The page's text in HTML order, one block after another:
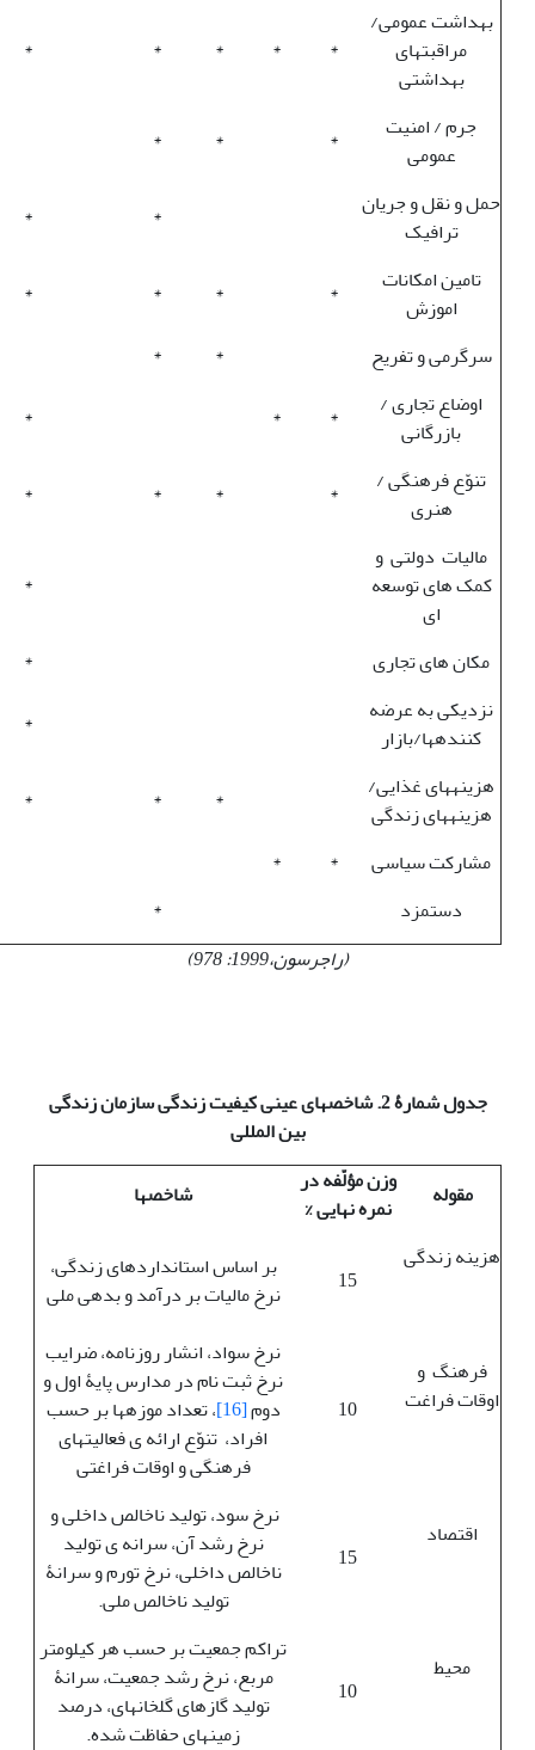
بهداشت عمومی/
مراقبت‎های
بهداشتی
*
*
*
*
*
جرم / امنیت
عمومی
*
*
*
حمل و نقل و جریان
ترافیک
*
*
تامین امکانات
اموزش
*
*
*
*
سرگرمی و تفریح
*
*
اوضاع تجاری /
بازرگانی
*
*
*
تنوّع فرهنگی /
هنری
*
*
*
*
مالیات دولتی و
کمک های توسعه
ای
*
مکان های تجاری
*
نزدیکی به عرضه
کننده‏ها‏/بازار
*
هزینه‏ها‏ی غذایی/
هزینه‏ها‏ی زندگی
*
*
*
مشارکت سیاسی
*
*
دستمزد
*
(راجرسون،1999: 978)
جدول شمارۀ 2. شاخص
های عینی کیفیت زندگی سازمان زندگی
بین المللی
مقوله
وزن مؤلّفه در
نمره نهایی %
شاخصها
هزینه زندگی
15
بر اساس استانداردهای زندگی،
نرخ مالیات بر درآمد و بدهی ملی
فرهنگ و
اوقات فراغت
10
نرخ سواد، انشار روزنامه، ضرایب
نرخ ثبت نام در مدارس پایۀ اول و
دوم[16]
، تعداد موزه‏ها‏ بر حسب
افراد، تنوّع ارائه ی فعالیت‎های
فرهنگی و اوقات فراغتی
اقتصاد
15
نرخ سود، تولید ناخالص داخلی و
نرخ رشد آن، سرانه ی تولید
ناخالص داخلی، نرخ تورم و سرانۀ
تولید ناخالص ملی.
محیط
10
تراکم جمعیت بر حسب هر کیلومتر
مربع، نرخ رشد جمعیت، سرانۀ
تولید گازهای گلخانه‏ای، درصد
زمین‎های حفاظت شده.